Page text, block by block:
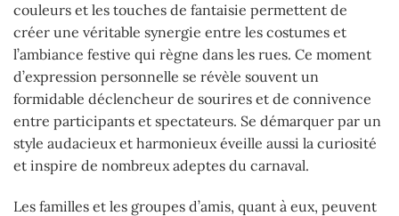
couleurs et les touches de fantaisie permettent de
créer une véritable synergie entre les costumes et
l’ambiance festive qui règne dans les rues. Ce moment
d’expression personnelle se révèle souvent un
formidable déclencheur de sourires et de connivence
entre participants et spectateurs. Se démarquer par un
style audacieux et harmonieux éveille aussi la curiosité
et inspire de nombreux adeptes du carnaval.
Les familles et les groupes d’amis, quant à eux, peuvent